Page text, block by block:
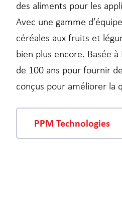
des aliments pour les
Avec une gamme
céréales aux fruits et
bien plus encore. Basée
de 100 ans pour fournir
conçus pour améliorer la
PPM Technologies